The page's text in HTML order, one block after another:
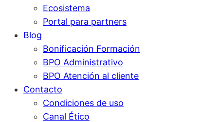
Ecosistema
Portal para partners
Blog
Bonificación Formación
BPO Administrativo
BPO Atención al cliente
Contacto
Condiciones de uso
Canal Ético